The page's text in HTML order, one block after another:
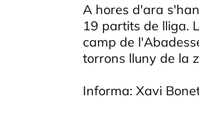
A hores d'ara
19 partits de lliga.
camp de
torrons lluny de la
Informa: Xavi